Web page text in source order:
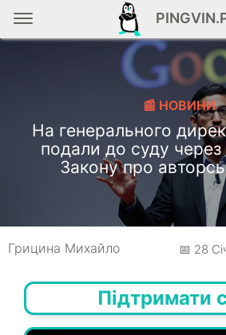
📰 НОВИНИ
На генерального
подали до суду
Закону про
Грицина Михайло 📅 28
Підтримати